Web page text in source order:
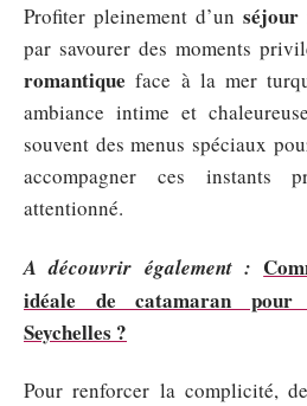
Profiter pleinement d’un séjour
par savourer des moments
romantique face à la mer
ambiance intime et
souvent des menus spéciaux
accompagner ces instants
attentionné.
A découvrir également :
idéale de catamaran
Seychelles ?
Pour renforcer la complicité, de